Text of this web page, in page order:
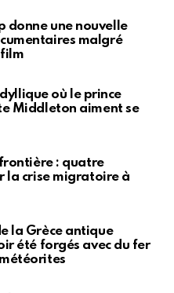
donne une nouvelle
malgré
film
où le prince
Middleton aiment se
: quatre
la crise migratoire à
la Grèce antique
été forgés avec du fer